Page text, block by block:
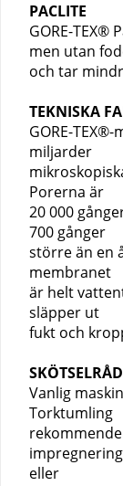
PACLITE
GORE-TEX®
men utan
och tar
TEKNISKA
GORE-
miljarder
Porerna är
20 000
700 gånger
större än en
membranet
är helt
släpper ut
fukt och
SKÖTSELRÅD
Vanlig
Torktumling
eller